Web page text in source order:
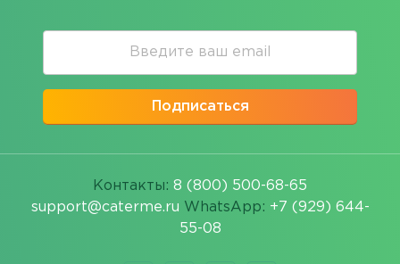
Подписаться
Контакты: 8 (800) 500-68-65
support@caterme.ru WhatsApp: +7 (929) 644-
55-08